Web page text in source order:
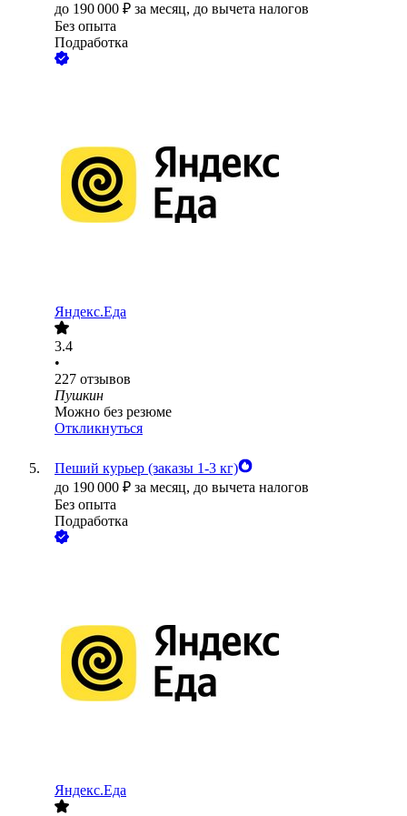
до 190 000 ₽ за месяц, до вычета налогов
Без опыта
Подработка
Яндекс.Еда
3.4
•
227 отзывов
Пушкин
Можно без резюме
Откликнуться
Пеший курьер (заказы 1-3 кг)
до 190 000 ₽ за месяц, до вычета налогов
Без опыта
Подработка
Яндекс.Еда